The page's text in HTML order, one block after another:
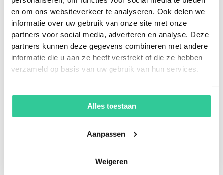
en om ons websiteverkeer te analyseren. Ook delen we
informatie over uw gebruik van onze site met onze
partners voor social media, adverteren en analyse. Deze
partners kunnen deze gegevens combineren met andere
informatie die u aan ze heeft verstrekt of die ze hebben
verzameld op basis van uw gebruik van hun services.
Alles toestaan
Aanpassen
Weigeren
gedrag van
bezoekers aan de
website. Gebruikt
voor interne
analyse door de
beheerder van de
website.
snowplow
OutQueue
Leadinfo
Registreert
statistische
gegevens over het
bezoekers aan de
analyse door de
Perman
ent